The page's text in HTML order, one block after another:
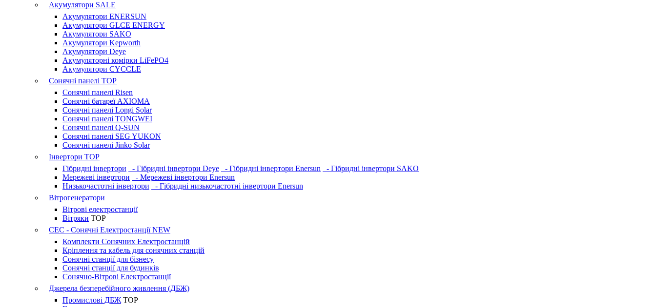
Акумулятори SALE
Акумулятори ENERSUN
Акумулятори GLCE ENERGY
Акумулятори SAKO
Акумулятори Kepworth
Акумулятори Deye
Акумуляторні комірки LiFePO4
Акумулятори CYCCLE
Сонячні панелі TOP
Сонячні панелі Risen
Сонячні батареї AXIOMA
Сонячні панелі Longi Solar
Сонячні панелі TONGWEI
Сонячні панелі Q-SUN
Сонячні панелі SEG YUKON
Сонячні панелі Jinko Solar
Інвертори TOP
Гібридні інвертори
- Гібридні інвертори Deye - Гібридні інвертори Enersun
- Гібридні інвертори SAKO
Мережеві інвертори
- Мережеві інвертори Enersun
Низькочастотні інвертори
- Гібридні низькочастотні інвертори Enersun
Вітрогенератори
Вітрові електростанції
Вітряки TOP
СЕС - Сонячні Електростанції NEW
Комплекти Сонячних Електростанцій
Кріплення та кабель для сонячних станцій
Сонячні станції для бізнесу
Сонячні станції для будинків
Сонячно-Вітрові Електростанції
Джерела безперебійного живлення (ДБЖ)
Промислові ДБЖ TOP